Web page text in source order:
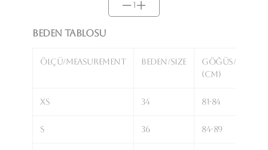
1
Beden Tablosu
Ölçü/Measurement Beden/Size
Göğüs/Bust
(cm)
XS 34 81-84
S 36 84-89